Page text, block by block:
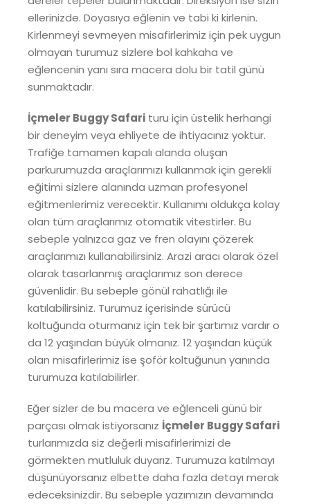
ellerinizde. Doyasıya eğlenin ve tabi ki kirlenin.
Kirlenmeyi sevmeyen misafirlerimiz için pek uygun
olmayan turumuz sizlere bol kahkaha ve
eğlencenin yanı sıra macera dolu bir tatil günü
sunmaktadır.
İçmeler Buggy Safari turu için üstelik herhangi
bir deneyim veya ehliyete de ihtiyacınız yoktur.
Trafiğe tamamen kapalı alanda oluşan
parkurumuzda araçlarımızı kullanmak için gerekli
eğitimi sizlere alanında uzman profesyonel
eğitmenlerimiz verecektir. Kullanımı oldukça kolay
olan tüm araçlarımız otomatik vitestirler. Bu
sebeple yalnızca gaz ve fren olayını çözerek
araçlarımızı kullanabilirsiniz. Arazi aracı olarak özel
olarak tasarlanmış araçlarımız son derece
güvenlidir. Bu sebeple gönül rahatlığı ile
katılabilirsiniz. Turumuz içerisinde sürücü
koltuğunda oturmanız için tek bir şartımız vardır o
da 12 yaşından büyük olmanız. 12 yaşından küçük
olan misafirlerimiz ise şoför koltuğunun yanında
turumuza katılabilirler.
Eğer sizler de bu macera ve eğlenceli günü bir
parçası olmak istiyorsanız İçmeler Buggy Safari
turlarımızda siz değerli misafirlerimizi de
görmekten mutluluk duyarız. Turumuza katılmayı
düşünüyorsanız elbette daha fazla detayı merak
edeceksinizdir. Bu sebeple yazımızın devamında